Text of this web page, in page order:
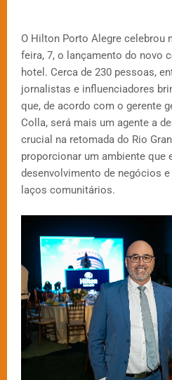
O Hilton Porto Alegre celebrou
feira, 7, o lançamento do novo
hotel. Cerca de 230 pessoas,
jornalistas e influenciadores
que, de acordo com o gerente
Colla, será mais um agente a
crucial na retomada do Rio
proporcionar um ambiente que
desenvolvimento de negócios
laços comunitários.